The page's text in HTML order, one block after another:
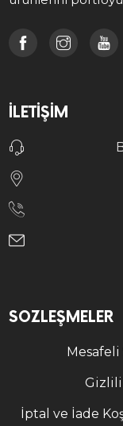
İLETIŞIM
SÖZLEŞMELER
Mesafeli
İptal ve İade